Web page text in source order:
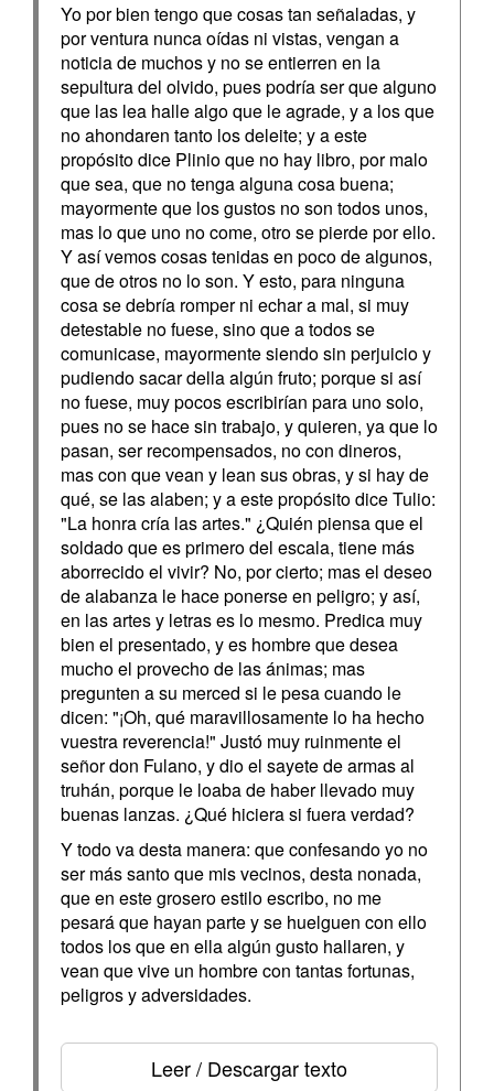
Yo por bien tengo que cosas tan señaladas, y
por ventura nunca oídas ni vistas, vengan a
noticia de muchos y no se entierren en la
sepultura del olvido, pues podría ser que alguno
que las lea halle algo que le agrade, y a los que
no ahondaren tanto los deleite; y a este
propósito dice Plinio que no hay libro, por malo
que sea, que no tenga alguna cosa buena;
mayormente que los gustos no son todos unos,
mas lo que uno no come, otro se pierde por ello.
Y así vemos cosas tenidas en poco de algunos,
que de otros no lo son. Y esto, para ninguna
cosa se debría romper ni echar a mal, si muy
detestable no fuese, sino que a todos se
comunicase, mayormente siendo sin perjuicio y
pudiendo sacar della algún fruto; porque si así
no fuese, muy pocos escribirían para uno solo,
pues no se hace sin trabajo, y quieren, ya que lo
pasan, ser recompensados, no con dineros,
mas con que vean y lean sus obras, y si hay de
qué, se las alaben; y a este propósito dice Tulio:
"La honra cría las artes." ¿Quién piensa que el
soldado que es primero del escala, tiene más
aborrecido el vivir? No, por cierto; mas el deseo
de alabanza le hace ponerse en peligro; y así,
en las artes y letras es lo mesmo. Predica muy
bien el presentado, y es hombre que desea
mucho el provecho de las ánimas; mas
pregunten a su merced si le pesa cuando le
dicen: "¡Oh, qué maravillosamente lo ha hecho
vuestra reverencia!" Justó muy ruinmente el
señor don Fulano, y dio el sayete de armas al
truhán, porque le loaba de haber llevado muy
buenas lanzas. ¿Qué hiciera si fuera verdad?
Y todo va desta manera: que confesando yo no
ser más santo que mis vecinos, desta nonada,
que en este grosero estilo escribo, no me
pesará que hayan parte y se huelguen con ello
todos los que en ella algún gusto hallaren, y
vean que vive un hombre con tantas fortunas,
peligros y adversidades.
Leer / Descargar texto